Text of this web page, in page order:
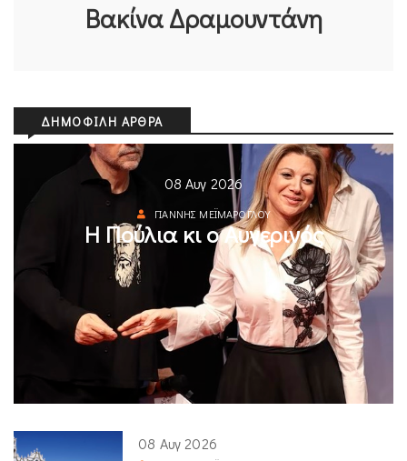
Βακίνα Δραμουντάνη
ΔΗΜΟΦΙΛΉ ΆΡΘΡΑ
08 Αυγ 2026
ΓΙΆΝΝΗΣ ΜΕΪΜΆΡΟΓΛΟΥ
Η Πούλια κι ο Αυγερινός
08 Αυγ 2026